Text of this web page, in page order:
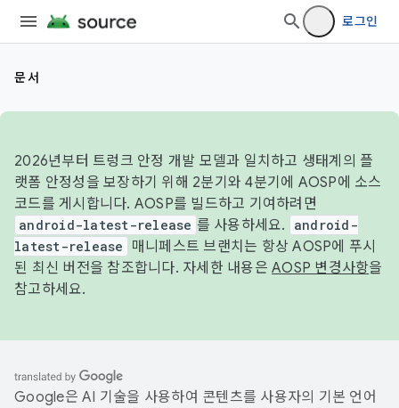
로그인
문서
2026년부터 트렁크 안정 개발 모델과 일치하고 생태계의 플
랫폼 안정성을 보장하기 위해 2분기와 4분기에 AOSP에 소스
코드를 게시합니다. AOSP를 빌드하고 기여하려면
android-latest-release 를 사용하세요.
android-
latest-release
매니페스트 브랜치는 항상 AOSP에 푸시
된 최신 버전을 참조합니다. 자세한 내용은 AOSP 변경사항을
참고하세요.
Google은 AI 기술을 사용하여 콘텐츠를 사용자의 기본 언어